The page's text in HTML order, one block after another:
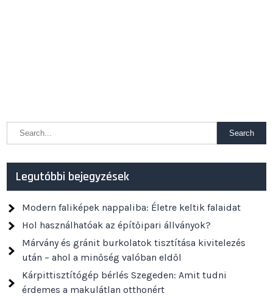
Legutóbbi bejegyzések
Modern faliképek nappaliba: Életre keltik falaidat
Hol használhatóak az építőipari állványok?
Márvány és gránit burkolatok tisztítása kivitelezés
után – ahol a minőség valóban eldől
Kárpittisztítógép bérlés Szegeden: Amit tudni
érdemes a makulátlan otthonért